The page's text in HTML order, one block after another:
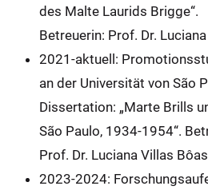
des Malte Laurids Brigge“.
Betreuerin: Prof. Dr.
2021-aktuell:
an der Universität von São
Dissertation: „Marte Brills
São Paulo, 1934-1954“.
Prof. Dr. Luciana Villas
2023-2024: